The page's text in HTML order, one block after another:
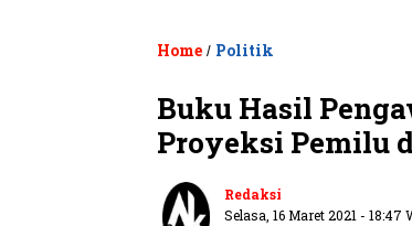
Home / Politik
Buku Hasil
Proyeksi Pemilu
Redaksi
Selasa, 16 Maret 2021 - 18:47